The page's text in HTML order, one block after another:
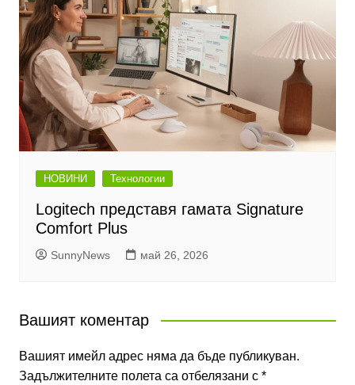
НОВИНИ Технологии
Logitech представя гамата Signature
Comfort Plus
SunnyNews май 26, 2026
Вашият коментар
Вашият имейл адрес няма да бъде публикуван.
Задължителните полета са отбелязани с *